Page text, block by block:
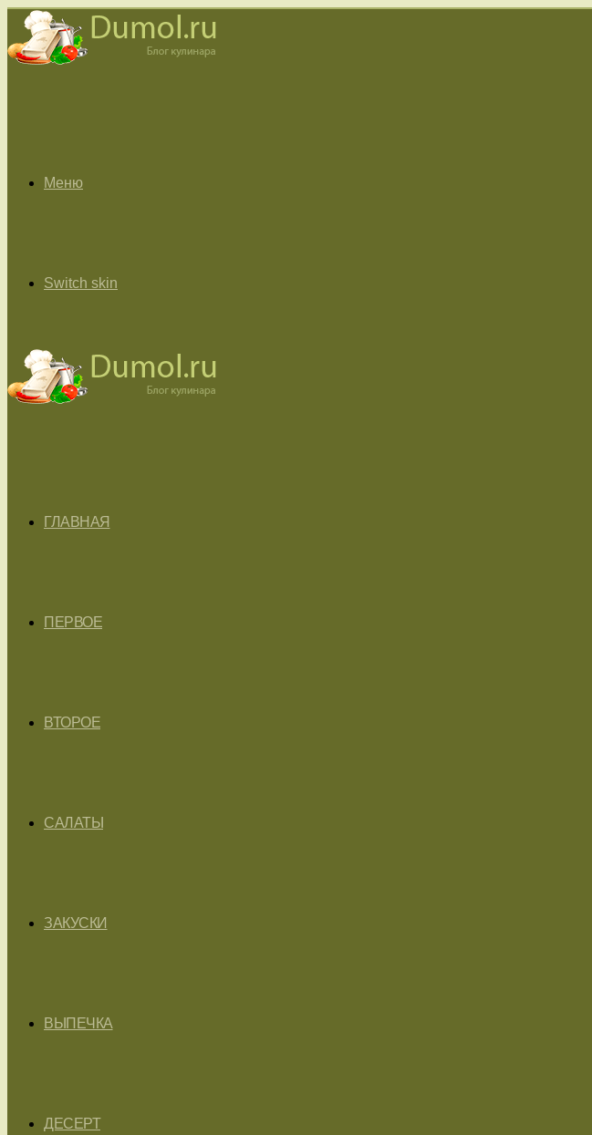
Меню
Switch skin
ГЛАВНАЯ
ПЕРВОЕ
ВТОРОЕ
САЛАТЫ
ЗАКУСКИ
ВЫПЕЧКА
ДЕСЕРТ